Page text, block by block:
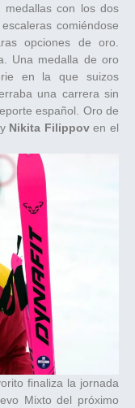
con los dos
comiéndose
opciones de oro.
Una medalla de oro
en la que suizos
una carrera sin
español. Oro de
Nikita Filippoven el
finaliza la jornada
Mixto del próximo